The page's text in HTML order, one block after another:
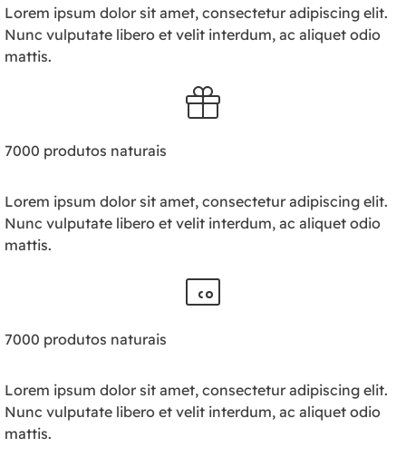
Lorem ipsum dolor sit amet, consectetur adipiscing elit.
Nunc vulputate libero et velit interdum, ac aliquet odio
mattis.
7000 produtos naturais
Lorem ipsum dolor sit amet, consectetur adipiscing elit.
Nunc vulputate libero et velit interdum, ac aliquet odio
mattis.
7000 produtos naturais
Lorem ipsum dolor sit amet, consectetur adipiscing elit.
Nunc vulputate libero et velit interdum, ac aliquet odio
mattis.